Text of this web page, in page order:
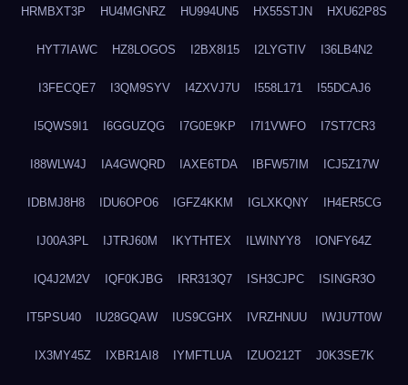
HRMBXT3P HU4MGNRZ HU994UN5 HX55STJN HXU62P8S
HYT7IAWC HZ8LOGOS I2BX8I15 I2LYGTIV I36LB4N2
I3FECQE7 I3QM9SYV I4ZXVJ7U I558L171 I55DCAJ6
I5QWS9I1 I6GGUZQG I7G0E9KP I7I1VWFO I7ST7CR3
I88WLW4J IA4GWQRD IAXE6TDA IBFW57IM ICJ5Z17W
IDBMJ8H8 IDU6OPO6 IGFZ4KKM IGLXKQNY IH4ER5CG
IJ00A3PL IJTRJ60M IKYTHTEX ILWINYY8 IONFY64Z
IQ4J2M2V IQF0KJBG IRR313Q7 ISH3CJPC ISINGR3O
IT5PSU40 IU28GQAW IUS9CGHX IVRZHNUU IWJU7T0W
IX3MY45Z IXBR1AI8 IYMFTLUA IZUO212T J0K3SE7K